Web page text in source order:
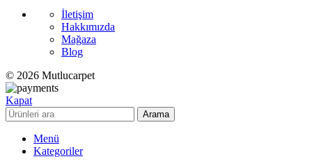
İletişim
Hakkımızda
Mağaza
Blog
© 2026 Mutlucarpet
Kapat
Arama
Menü
Kategoriler